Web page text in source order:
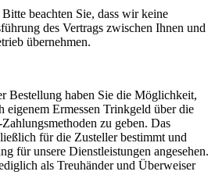
beachten Sie, dass wir keine
des Vertrags zwischen Ihnen und
übernehmen.
Bestellung haben Sie die Möglichkeit,
eigenem Ermessen Trinkgeld über die
zu geben. Das
für die Zusteller bestimmt und
für unsere Dienstleistungen angesehen.
als Treuhänder und Überweiser